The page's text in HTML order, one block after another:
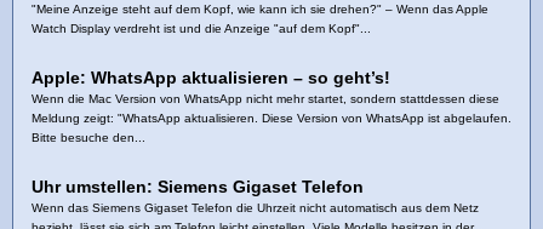
"Meine Anzeige steht auf dem Kopf, wie kann ich sie drehen?" – Wenn das Apple
Watch Display verdreht ist und die Anzeige "auf dem Kopf"...
Apple: WhatsApp aktualisieren – so geht’s!
Wenn die Mac Version von WhatsApp nicht mehr startet, sondern stattdessen diese
Meldung zeigt: "WhatsApp aktualisieren. Diese Version von WhatsApp ist abgelaufen.
Bitte besuche den...
Uhr umstellen: Siemens Gigaset Telefon
Wenn das Siemens Gigaset Telefon die Uhrzeit nicht automatisch aus dem Netz